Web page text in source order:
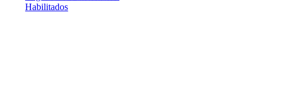
Habilitados